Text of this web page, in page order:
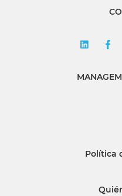
Política